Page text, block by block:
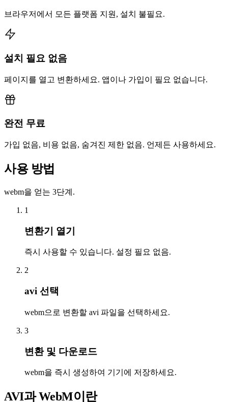
브라우저에서 모든 플랫폼 지원, 설치 불필요.
설치 필요 없음
페이지를 열고 변환하세요. 앱이나 가입이 필요 없습니다.
완전 무료
가입 없음, 비용 없음, 숨겨진 제한 없음. 언제든 사용하세요.
사용 방법
webm을 얻는 3단계.
1
변환기 열기
즉시 사용할 수 있습니다. 설정 필요 없음.
2
avi 선택
webm으로 변환할 avi 파일을 선택하세요.
3
변환 및 다운로드
webm을 즉시 생성하여 기기에 저장하세요.
AVI과 WebM이란